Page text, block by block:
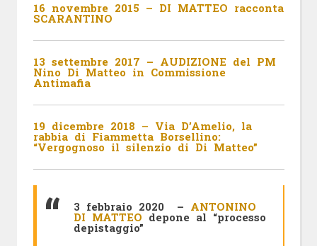
16 novembre 2015 – DI MATTEO racconta
SCARANTINO
13 settembre 2017 – AUDIZIONE del PM
Nino Di Matteo in Commissione
Antimafia
19 dicembre 2018 – Via D’Amelio, la
rabbia di Fiammetta Borsellino:
“Vergognoso il silenzio di Di Matteo”
3 febbraio 2020 – ANTONINO
DI MATTEO depone al “processo
depistaggio”